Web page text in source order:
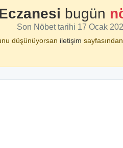
bugün
Son Nöbet tarihi 17 Ocak
düşünüyorsan iletişim